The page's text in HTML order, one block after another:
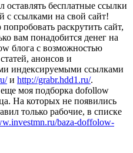
бесплатные ссылки
с ссылками на свой сайт!
раскрутить сайт,
вам понадобится денег на
блога с возможностью
анонсов и
индексируемыми ссылками
и http://grabr.hdd1.ru/.
моя подборка dofollow
На которых не появились
только рабочие, в списке
baza-doffolow-